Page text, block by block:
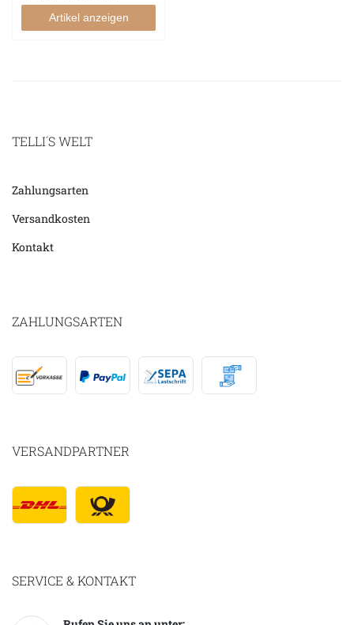
Artikel anzeigen
TELLI´S WELT
Zahlungsarten
Versandkosten
Kontakt
ZAHLUNGSARTEN
VERSANDPARTNER
SERVICE & KONTAKT